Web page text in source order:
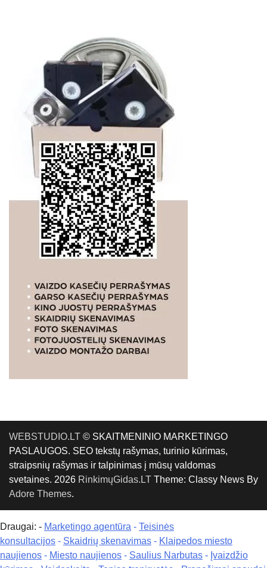
WEBSTUDIO.LT © SKAITMENINIO MARKETINGO
PASLAUGOS. SEO tekstų rašymas, turinio kūrimas,
straipsnių rašymas ir talpinimas į mūsų valdomas
svetaines. 2026 RinkimųGidas.LT Theme: Classy News By
Adore Themes.
Draugai: - Marketingo agentūra - Teisinės
konsultacijos - Skaidrių skenavimas - Klaipedos miesto
naujienos - Miesto naujienos - Saulius Narbutas - Įvaizdžio